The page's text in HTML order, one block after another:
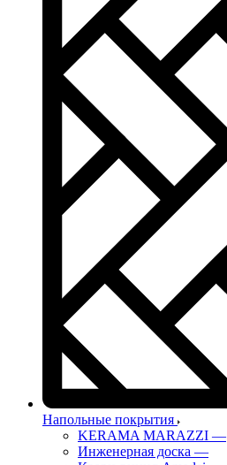
Напольные покрытия
KERAMA MARAZZI —
Инженерная доска —